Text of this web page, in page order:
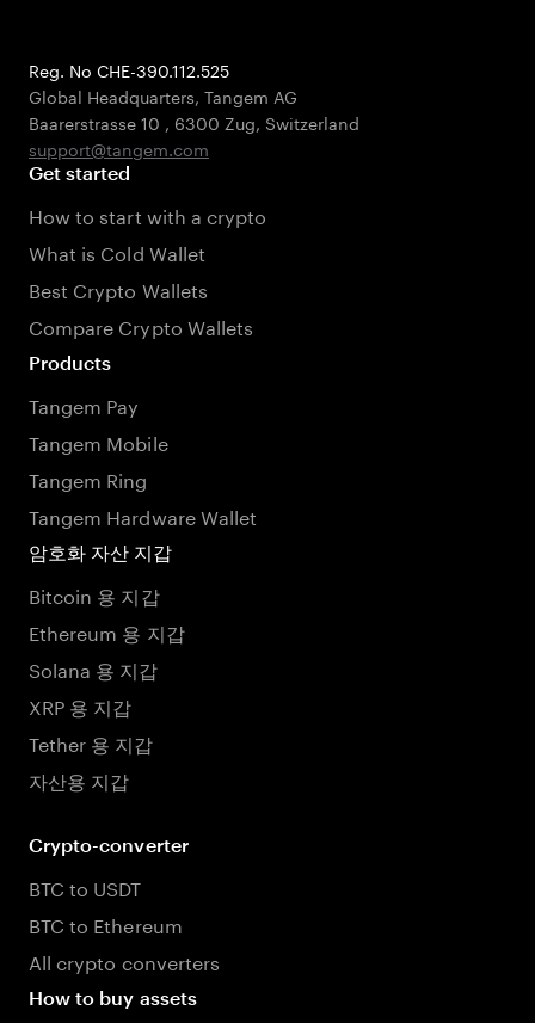
Reg. No CHE-390.112.525
Global Headquarters, Tangem AG
Baarerstrasse 10 , 6300 Zug, Switzerland
support@tangem.com
Get started
How to start with a crypto
What is Cold Wallet
Best Crypto Wallets
Compare Crypto Wallets
Products
Tangem Pay
Tangem Mobile
Tangem Ring
Tangem Hardware Wallet
암호화 자산 지갑
Bitcoin 용 지갑
Ethereum 용 지갑
Solana 용 지갑
XRP 용 지갑
Tether 용 지갑
자산용 지갑
Crypto-converter
BTC to USDT
BTC to Ethereum
All crypto converters
How to buy assets